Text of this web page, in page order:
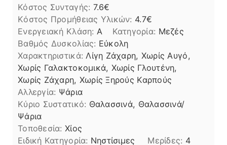
Κόστος Συνταγής: 7.6€
Kόστος Προμήθειας Υλικών: 4.7
Ενεργειακή Κλάση: A Κατηγορία: Μεζές
Βαθμός Δυσκολίας: Εύκολη
Χαρακτηριστικά: Λίγη Ζάχαρη, Χωρίς Αυγό,
Χωρίς Γαλακτοκομικά, Χωρίς Γλουτένη,
Χωρίς Ζάχαρη, Χωρίς Ξηρούς Καρπούς
Αλλεργία: Ψάρια
Kύριο Συστατικό: Θαλασσινά, Θαλασσινά/
Ψάρια
Τοποθεσία: Χίος
Ειδική Κατηγορία: Νηστίσιμες Μερίδες: 4